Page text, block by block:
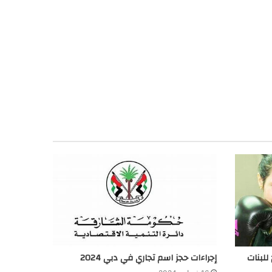
للبنات إجراءات حجز اسم تجاري في دبي 2024